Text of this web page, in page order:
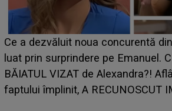
Ce a dezvăluit noua concurentă
luat prin surprindere pe Emanuel.
BĂIATUL VIZAT de Alexandra?!
faptului împlinit, A RECUNOSCUT